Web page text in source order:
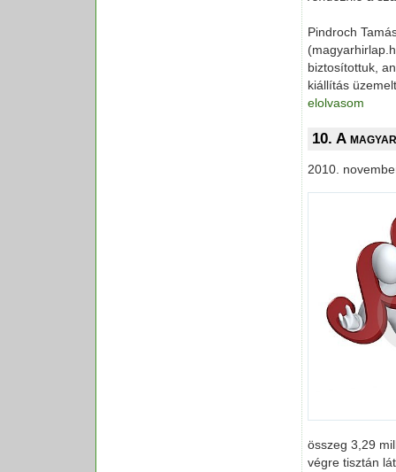
Pindroch
biztosítottuk,
kiállítás
elolvasom
10. A
2010.
összeg 3,29
végre tisztán